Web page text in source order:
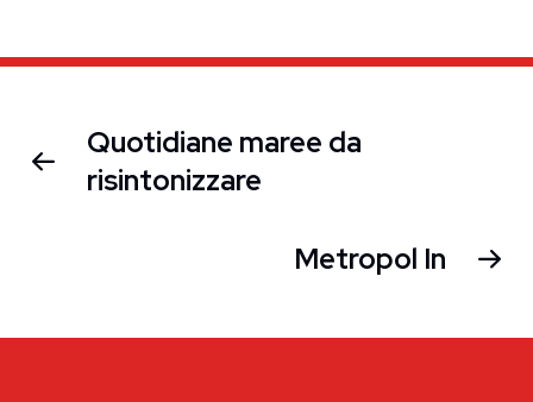
Quotidiane maree da
risintonizzare
Metropol In